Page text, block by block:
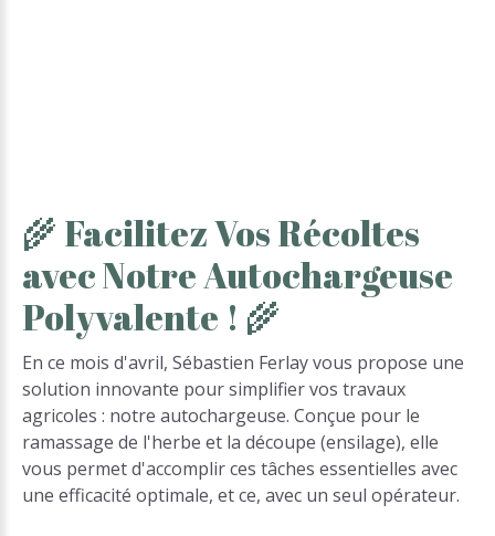
🌾 FacilitezVosRécoltes
avecNotreAutochargeuse
Polyvalente ! 🌾
En ce mois d'avril, Sébastien Ferlay vous propose une
solution innovante pour simplifier vos travaux
agricoles : notre autochargeuse. Conçue pour le
ramassage de l'herbe et la découpe (ensilage), elle
vous permet d'accomplir ces tâches essentielles avec
une efficacité optimale, et ce, avec un seul opérateur.